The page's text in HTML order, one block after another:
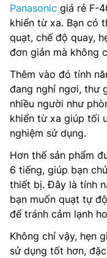
Panasonic giá rẻ F-
khiển từ xa. Bạn có
quạt, chế độ quay,
đơn giản mà không
Thêm vào đó tính
đang nghỉ ngơi, thư
nhiều người như
khiển từ xa giúp tối
nghiệm sử dụng.
Hơn thế sản phẩm
6 tiếng, giúp bạn
thiết bị. Đây là tính
bạn muốn quạt tự
để tránh cảm lạnh
Không chỉ vậy, hẹn
sử dụng tốt hơn,